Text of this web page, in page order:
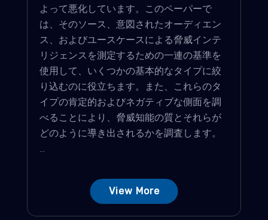
よって悪化しています。このペーパーで
は、そのソース、意図されたオーディエン
ス、およびユースケースによる脅威インテ
リジェンスを測定するための一連の基準を
使用して、いくつかの基本的なタイプに絞
り込むのに役立ちます。また、これらのタ
イプの肯定的およびネガティブな側面を調
べることにより、脅威知能の質とそれらが
どのように導き出されるかを調査します。
...
View More